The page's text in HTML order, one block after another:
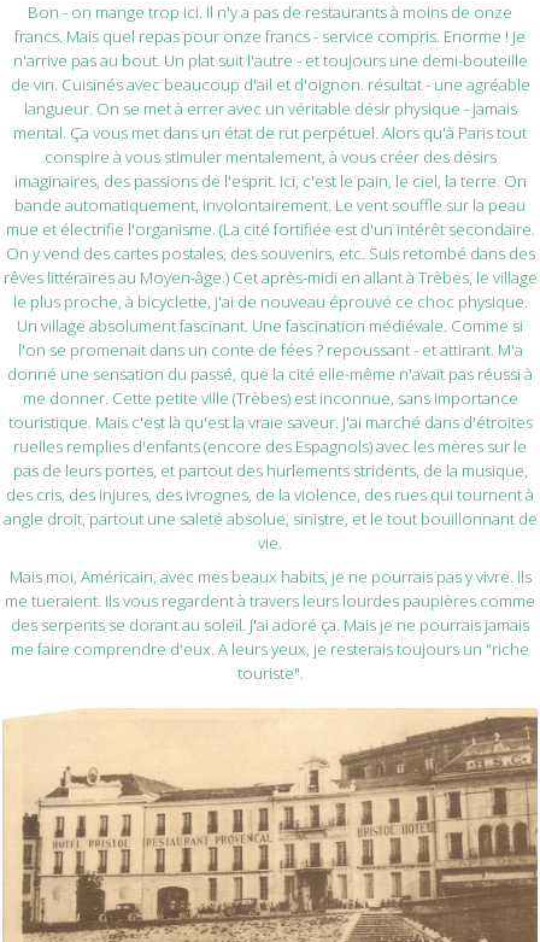
Bon - on mange trop ici. Il n'y a pas de restaurants à moins de onze
francs. Mais quel repas pour onze francs - service compris. Enorme ! Je
n'arrive pas au bout. Un plat suit l'autre - et toujours une demi-bouteille
de vin. Cuisinés avec beaucoup d'ail et d'oignon. résultat - une agréable
langueur. On se met à errer avec un véritable désir physique - jamais
mental. Ça vous met dans un état de rut perpétuel. Alors qu'à Paris tout
conspire à vous stimuler mentalement, à vous créer des désirs
imaginaires, des passions de l'esprit. Ici, c'est le pain, le ciel, la terre. On
bande automatiquement, involontairement. Le vent souffle sur la peau
mue et électrifie l'organisme. (La cité fortifiée est d'un intérêt secondaire.
On y vend des cartes postales, des souvenirs, etc. Suis retombé dans des
rêves littéraires au Moyen-âge.) Cet après-midi en allant à Trèbes, le village
le plus proche, à bicyclette, j'ai de nouveau éprouvé ce choc physique.
Un village absolument fascinant. Une fascination médiévale. Comme si
l'on se promenait dans un conte de fées ? repoussant - et attirant. M'a
donné une sensation du passé, que la cité elle-même n'avait pas réussi à
me donner. Cette petite ville (Trèbes) est inconnue, sans importance
touristique. Mais c'est là qu'est la vraie saveur. J'ai marché dans d'étroites
ruelles remplies d'enfants (encore des Espagnols) avec les mères sur le
pas de leurs portes, et partout des hurlements stridents, de la musique,
des cris, des injures, des ivrognes, de la violence, des rues qui tournent à
angle droit, partout une saleté absolue, sinistre, et le tout bouillonnant de
vie.
Mais moi, Américain, avec mes beaux habits, je ne pourrais pas y vivre. Ils
me tueraient. Ils vous regardent à travers leurs lourdes paupières comme
des serpents se dorant au soleil. J'ai adoré ça. Mais je ne pourrais jamais
me faire comprendre d'eux. A leurs yeux, je resterais toujours un "riche
touriste".